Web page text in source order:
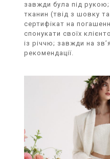
завжди була під
тканин (твід з шовку
сертифікат на
спонукати своїх
із річчю; завжди на
рекомендації.